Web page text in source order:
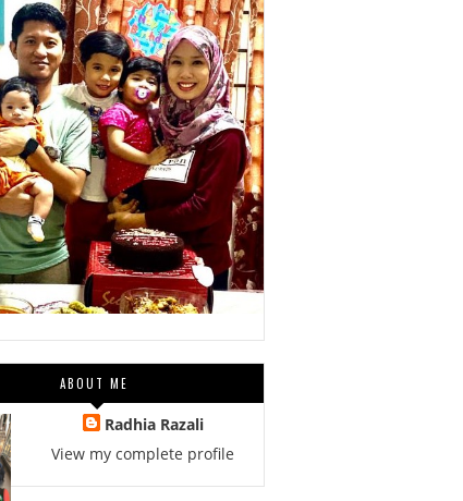
ABOUT ME
Radhia Razali
View my complete profile